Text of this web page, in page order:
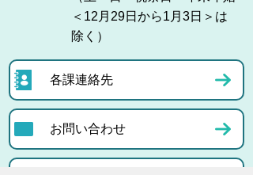
＜12月29日から1月3日＞は
除く）
各課連絡先
お問い合わせ